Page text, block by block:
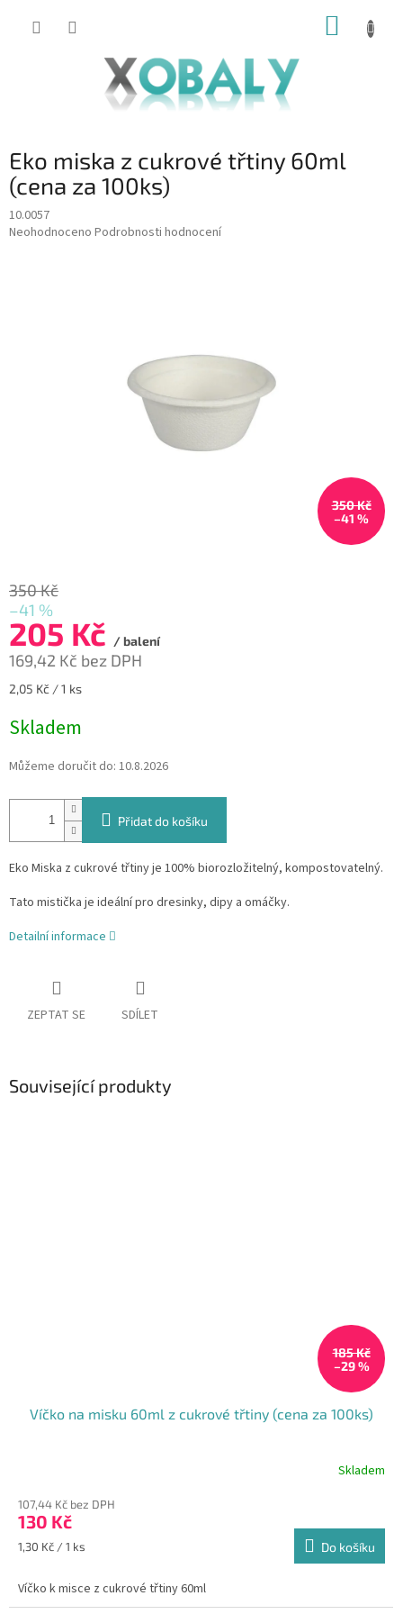
KOŠÍK
Eko miska z cukrové třtiny 60ml
(cena za 100ks)
10.0057
Průměrné
Neohodnoceno Podrobnosti hodnocení
350 Kč
–41 %
350 Kč
–41 %
205 Kč / balení
169,42 Kč bez DPH
Měrná
2,05 Kč / 1 ks
Skladem
Můžeme doručit do: 10.8.2026
Přidat do košíku
Eko Miska z cukrové třtiny je 100% biorozložitelný, kompostovatelný.
Tato mistička je ideální pro dresinky, dipy a omáčky.
Detailní informace
ZEPTAT SE SDÍLET
Související produkty
185 Kč
–29 %
Víčko na misku 60ml z cukrové třtiny (cena za 100ks)
Skladem
107,44 Kč bez DPH
130 Kč
Měrná
1,30 Kč / 1 ks Do košíku
Víčko k misce z cukrové třtiny 60ml